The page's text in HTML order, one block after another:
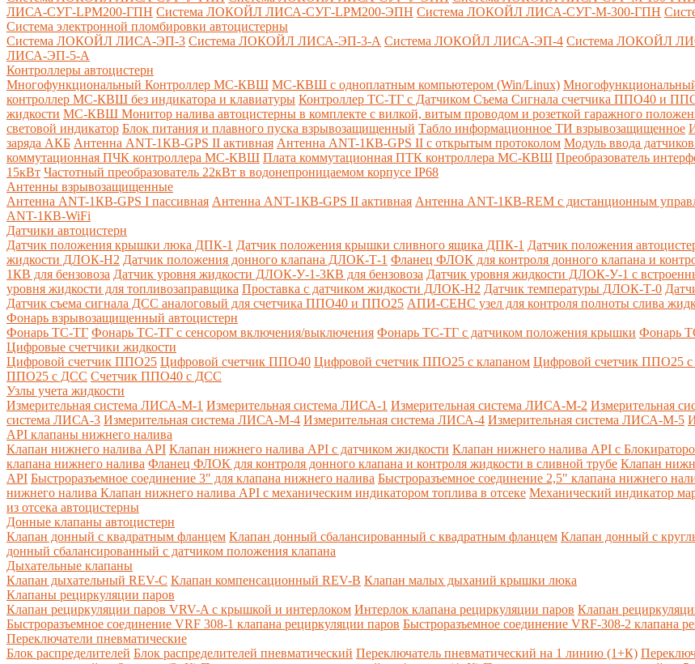
ЛИСА-СУГ-LPM200-ГПН Система ЛОКОЙЛ ЛИСА-СУГ-LPM200-ЭПН Система ЛОКОЙЛ ЛИСА-СУГ-М-300-ГПН
Система электронной пломбировки автоцистерны
Система ЛОКОЙЛ ЛИСА-ЭП-3 Система ЛОКОЙЛ ЛИСА-ЭП-3-А Система ЛОКОЙЛ ЛИСА-ЭП-4 Система ЛОКОЙЛ
ЛИСА-ЭП-5-А
Контроллеры автоцистерн
Многофункциональный Контроллер МС-КВШ МС-КВШ с одноплатным компьютером (Win/Linux)
контроллер МС-КВШ без индикатора и клавиатуры Контроллер ТС-ТГ с Датчиком Съема Сигнала счетчика ППО40 и
жидкости МС-КВШ Монитор налива автоцистерны в комплекте с вилкой, витым проводом и розеткой гаражного
световой индикатор Блок питания и плавного пуска взрывозащищенный Табло информационное ТИ взрывозащищенное
заряда АКБ Антенна ANT-1КВ-GPS II активная Антенна ANT-1КВ-GPS II с открытым протоколом Модуль ввода
коммутационная ПЧК контроллера МС-КВШ Плата коммутационная ПТК контроллера МС-КВШ Преобразователь
15кВт Частотный преобразователь 22кВт в водонепроницаемом корпусе IP68
Антенны взрывозащищенные
Антенна ANT-1КВ-GPS I пассивная Антенна ANT-1КВ-GPS II активная Антенна ANT-1КВ-REM c дистанционным
ANT-1КВ-WiFi
Датчики автоцистерн
Датчик положения крышки люка ДПК-1 Датчик положения крышки сливного ящика ДПК-1 Датчик положения
жидкости ДЛОК-Н2 Датчик положения донного клапана ДЛОК-Т-1 Фланец ФЛОК для контроля донного клапана и
1КВ для бензовоза Датчик уровня жидкости ДЛОК-У-1-3КВ для бензовоза Датчик уровня жидкости ДЛОК-У-1 с
уровня жидкости для топливозаправщика Проставка с датчиком жидкости ДЛОК-Н2 Датчик температуры ДЛОК-Т-0
Датчик съема сигнала ДСС аналоговый для счетчика ППО40 и ППО25 АПИ-СЕНС узел для контроля полноты слива
Фонарь взрывозащищенный автоцистерн
Фонарь ТС-ТГ Фонарь ТС-ТГ с сенсором включения/выключения Фонарь ТС-ТГ с датчиком положения крышки Фонарь
Цифровые счетчики жидкости
Цифровой счетчик ППО25 Цифровой счетчик ППО40 Цифровой счетчик ППО25 с клапаном Цифровой счетчик ППО25
ППО25 с ДСС Счетчик ППО40 с ДСС
Узлы учета жидкости
Измерительная система ЛИСА-М-1 Измерительная система ЛИСА-1 Измерительная система ЛИСА-М-2 Измерительная
система ЛИСА-3 Измерительная система ЛИСА-М-4 Измерительная система ЛИСА-4 Измерительная система ЛИСА-М-5
API клапаны нижнего налива
Клапан нижнего налива API Клапан нижнего налива API с датчиком жидкости Клапан нижнего налива API с
клапана нижнего налива Фланец ФЛОК для контроля донного клапана и контроля жидкости в сливной трубе Клапан
API Быстроразъемное соединение 3" для клапана нижнего налива Быстроразъемное соединение 2,5" клапана нижнего
нижнего налива Клапан нижнего налива API с механическим индикатором топлива в отсеке Механический индикатор
из отсека автоцистерны
Донные клапаны автоцистерн
Клапан донный с квадратным фланцем Клапан донный сбалансированный с квадратным фланцем Клапан донный с
донный сбалансированный с датчиком положения клапана
Дыхательные клапаны
Клапан дыхательный REV-C Клапан компенсационный REV-B Клапан малых дыханий крышки люка
Клапаны рециркуляции паров
Клапан рециркуляции паров VRV-A с крышкой и интерлоком Интерлок клапана рециркуляции паров Клапан
Быстроразъемное соединение VRF 308-1 клапана рециркуляции паров Быстроразъемное соединение VRF-308-2 клапана
Переключатели пневматические
Блок распределителей Блок распределителей пневматический Переключатель пневматический на 1 линию (1+К)